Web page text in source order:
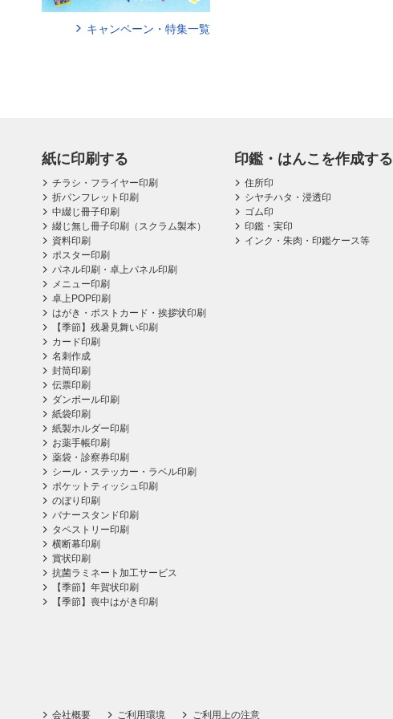
キャンペーン・特集一覧
紙に印刷する
チラシ・フライヤー印刷
折パンフレット印刷
中綴じ冊子印刷
綴じ無し冊子印刷（スクラム製本）
資料印刷
ポスター印刷
パネル印刷・卓上パネル印刷
メニュー印刷
卓上POP印刷
はがき・ポストカード・挨拶状印刷
【季節】残暑見舞い印刷
カード印刷
名刺作成
封筒印刷
伝票印刷
ダンボール印刷
紙袋印刷
紙製ホルダー印刷
お薬手帳印刷
薬袋・診察券印刷
シール・ステッカー・ラベル印刷
ポケットティッシュ印刷
のぼり印刷
バナースタンド印刷
タペストリー印刷
横断幕印刷
賞状印刷
抗菌ラミネート加工サービス
【季節】年賀状印刷
【季節】喪中はがき印刷
印鑑・はんこを作成する
住所印
シヤチハタ・浸透印
ゴム印
印鑑・実印
インク・朱肉・印鑑ケース等
会社概要 ご利用環境 ご利用上の注意